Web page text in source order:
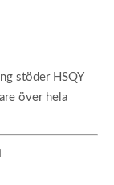
stöder HSQY
över hela